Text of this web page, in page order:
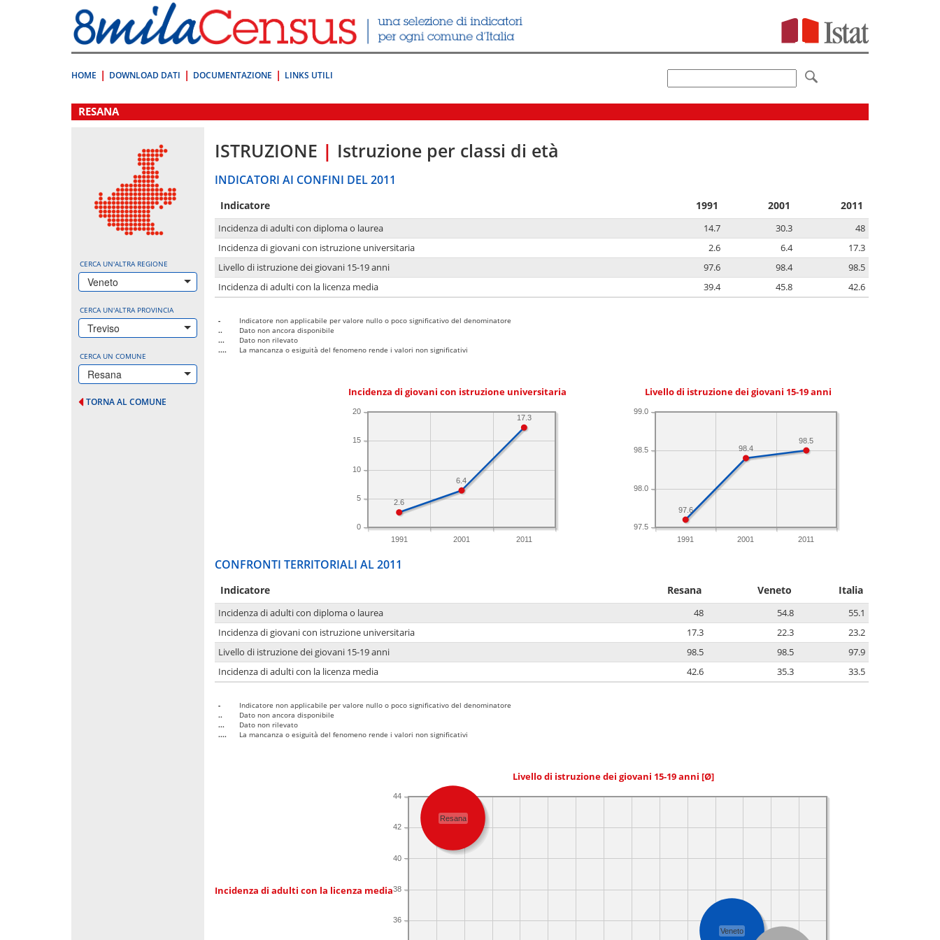
direttamente
a:
Contenuto
HOME DOWNLOAD DATI DOCUMENTAZIONE LINKS UTILI
.
RESANA
CERCA UN'ALTRA REGIONE
Veneto
CERCA UN'ALTRA PROVINCIA
Treviso
CERCA UN COMUNE
Resana
TORNA AL COMUNE
ISTRUZIONE | Istruzione per classi di età
INDICATORI AI CONFINI DEL 2011
Indicatore 1991 2001 2011
Incidenza di adulti con diploma o laurea 14.7 30.3
48
Incidenza di giovani con istruzione universitaria
2.6 6.4
17.3
Livello di istruzione dei giovani 15-19 anni
97.6 98.4
98.5
Incidenza di adulti con la licenza media
39.4 45.8 42.6
-
Indicatore non applicabile per valore nullo o poco significativo del denominatore
..
Dato non ancora disponibile
...
Dato non rilevato
....
La mancanza o esiguità del fenomeno rende i valori non significativi
Incidenza di giovani con istruzione universitaria
1991 2001 2011
0
5
10
15
20
17.3
6.4
2.6
Livello di istruzione dei giovani 15-19 anni
1991 2001 2011
97.5
98.0
98.5
99.0
98.5
98.4
97.6
CONFRONTI TERRITORIALI AL 2011
Indicatore Resana Veneto Italia
Incidenza di adulti con diploma o laurea 48 54.8
55.1
Incidenza di giovani con istruzione universitaria
17.3 22.3
23.2
Livello di istruzione dei giovani 15-19 anni
98.5 98.5
97.9
Incidenza di adulti con la licenza media
42.6 35.3 33.5
-
Indicatore non applicabile per valore nullo o poco significativo del denominatore
..
Dato non ancora disponibile
...
Dato non rilevato
....
La mancanza o esiguità del fenomeno rende i valori non significativi
Livello di istruzione dei giovani 15-19 anni [Ø]
Incidenza di adulti con la licenza media
36
38
40
42
44
Resana
Veneto